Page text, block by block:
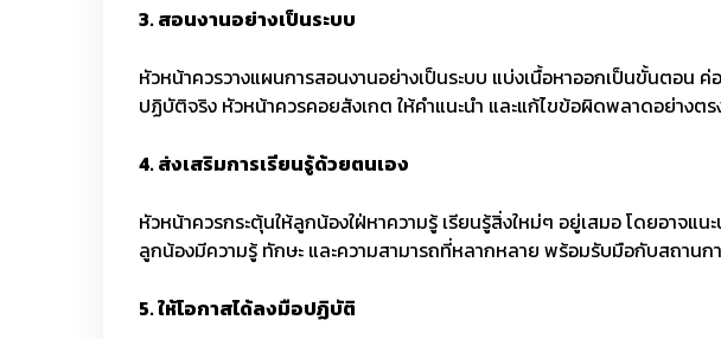
3.สอนงานอย่างเป็นระบบ
หัวหน้าควรวางแผนการสอนงานอย่างเป็นระบบ แบ่งเนื้อหาออกเป็นขั้นตอน
ปฏิบัติจริง หัวหน้าควรคอยสังเกต ให้คำแนะนำ และแก้ไขข้อผิดพลาดอย่างตร
4.ส่งเสริมการเรียนรู้ด้วยตนเอง
หัวหน้าควรกระตุ้นให้ลูกน้องใฝ่หาความรู้ เรียนรู้สิ่งใหม่ๆ อยู่เสมอ โดยอา
ลูกน้องมีความรู้ ทักษะ และความสามารถที่หลากหลาย พร้อมรับมือกับสถาน
5.ให้โอกาสได้ลงมือปฏิบัติ